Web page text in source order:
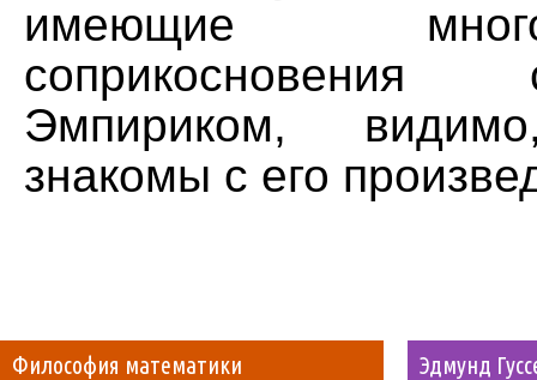
имеющие
Эмпириком,
знакомы с его
Философия математики Эдмунд